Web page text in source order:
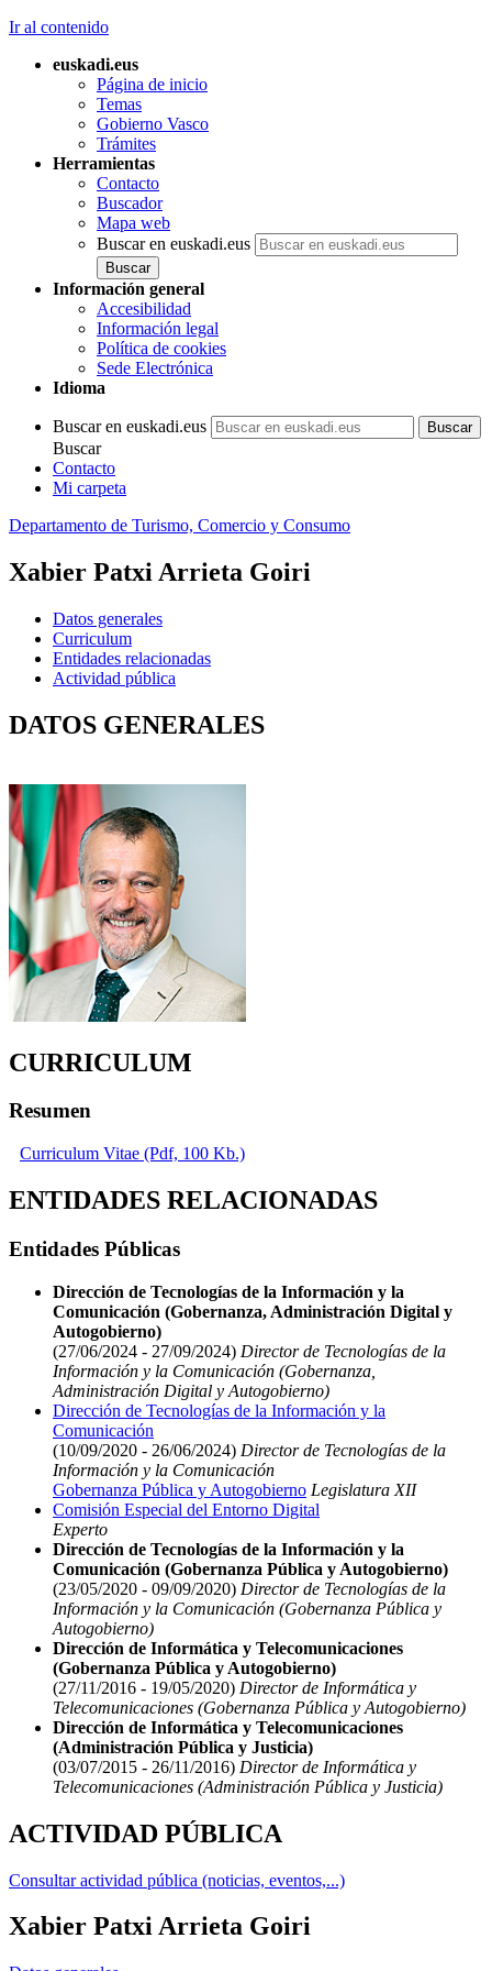
Ir al contenido
euskadi.eus
Página de inicio
Temas
Gobierno Vasco
Trámites
Herramientas
Contacto
Buscador
Mapa web
Buscar en euskadi.eus
Información general
Accesibilidad
Información legal
Política de cookies
Sede Electrónica
Idioma
Buscar en euskadi.eus
Buscar
Contacto
Mi carpeta
Departamento de Turismo, Comercio y Consumo
Xabier Patxi Arrieta Goiri
Datos generales
Curriculum
Entidades relacionadas
Actividad pública
DATOS GENERALES
CURRICULUM
Resumen
Curriculum Vitae (Pdf, 100 Kb.)
ENTIDADES RELACIONADAS
Entidades Públicas
Dirección de Tecnologías de la Información y la
Comunicación (Gobernanza, Administración Digital y
Autogobierno)
(27/06/2024 - 27/09/2024) Director de Tecnologías de la
Información y la Comunicación (Gobernanza,
Administración Digital y Autogobierno)
Dirección de Tecnologías de la Información y la
Comunicación
(10/09/2020 - 26/06/2024) Director de Tecnologías de la
Información y la Comunicación
Gobernanza Pública y Autogobierno Legislatura XII
Comisión Especial del Entorno Digital
Experto
Dirección de Tecnologías de la Información y la
Comunicación (Gobernanza Pública y Autogobierno)
(23/05/2020 - 09/09/2020) Director de Tecnologías de la
Información y la Comunicación (Gobernanza Pública y
Autogobierno)
Dirección de Informática y Telecomunicaciones
(Gobernanza Pública y Autogobierno)
(27/11/2016 - 19/05/2020) Director de Informática y
Telecomunicaciones (Gobernanza Pública y Autogobierno)
Dirección de Informática y Telecomunicaciones
(Administración Pública y Justicia)
(03/07/2015 - 26/11/2016) Director de Informática y
Telecomunicaciones (Administración Pública y Justicia)
ACTIVIDAD PÚBLICA
Consultar actividad pública (noticias, eventos,...)
Xabier Patxi Arrieta Goiri